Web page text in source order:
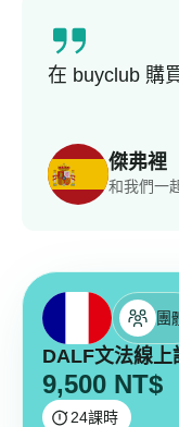
傑弗裡
和我們一
在 buyclub 購
團
DALF文法線上
9,500 NT$
24課時